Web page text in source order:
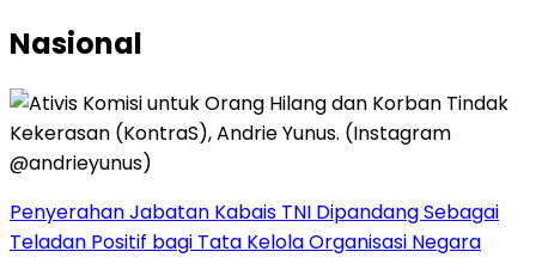
Nasional
Penyerahan Jabatan Kabais TNI Dipandang Sebagai
Teladan Positif bagi Tata Kelola Organisasi Negara